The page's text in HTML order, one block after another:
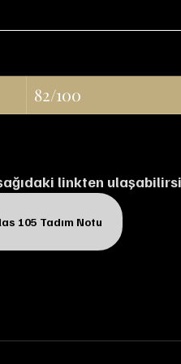
82/100
linkten
105 Tadım Notu